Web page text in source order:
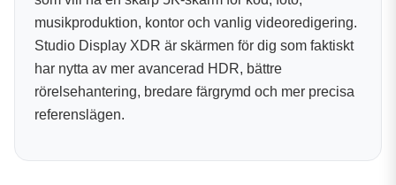
musikproduktion, kontor och vanlig videoredigering.
Studio Display XDR är skärmen för dig som faktiskt
har nytta av mer avancerad HDR, bättre
rörelsehantering, bredare färgrymd och mer precisa
referenslägen.